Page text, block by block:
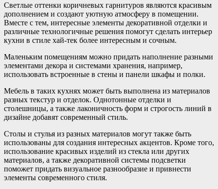
Светлые оттенки коричневых гарнитуров являются красивым
дополнением и создают уютную атмосферу в помещении.
Вместе с тем, интересные элементы декоративной отделки и
различные технологичные решения помогут сделать интерьер
кухни в стиле хай-тек более интересным и сочным.
Маленьким помещениям можно придать наполнение разными
элементами декора и системами хранения, например,
использовать встроенные в стены и панели шкафы и полки.
Мебель в таких кухнях может быть выполнена из материалов
разных текстур и отделок. Однотонные отделки и
столешницы, а также лаконичность форм и строгость линий в
дизайне добавят современный стиль.
Столы и стулья из разных материалов могут также быть
использованы для создания интересных акцентов. Кроме того,
использование красивых изделий из стекла или других
материалов, а также декоративной системы подсветки
поможет придать визуальное разнообразие и привнести
элементы современного стиля.